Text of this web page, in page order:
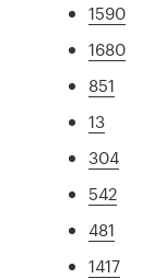
1590
1680
851
13
304
542
481
1417